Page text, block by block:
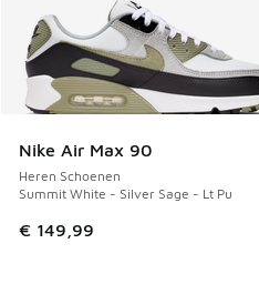
Nike Air Max 90
Heren Schoenen
Summit White - Silver Sage - Lt Pu
€ 149,99